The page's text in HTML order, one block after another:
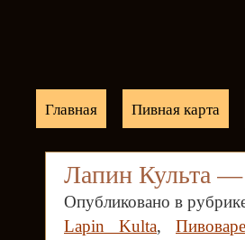
Главная Пивная карта
Лапин Культа
Опубликовано в
Lapin Kulta,